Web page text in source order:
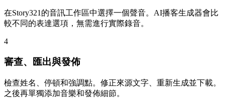
在Story321的音訊工作區中選擇一個聲音。AI播客生成器會比
較不同的表達選項，無需進行實際錄音。
4
審查、匯出與發佈
檢查姓名、停頓和強調點。修正來源文字、重新生成並下載。
之後再單獨添加音樂和發佈細節。